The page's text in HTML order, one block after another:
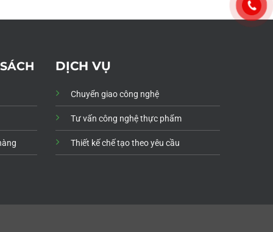
DỊCH VỤ
Chuyển giao công nghệ
Tư vấn công nghệ thực phẩm
Thiết kế chế tạo theo yêu cầu